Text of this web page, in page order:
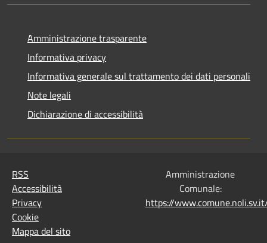
Amministrazione trasparente
Informativa privacy
Informativa generale sul trattamento dei dati personali
Note legali
Dichiarazione di accessibilità
RSS
Accessibilità
Privacy
Cookie
Mappa del sito
Amministrazione
Comunale:
https://